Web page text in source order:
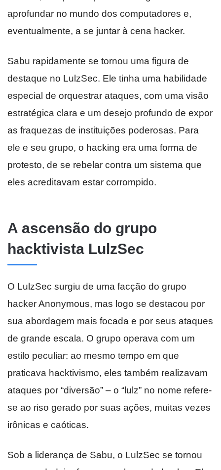
aprofundar no mundo dos computadores e,
eventualmente, a se juntar à cena hacker.
Sabu rapidamente se tornou uma figura de
destaque no LulzSec. Ele tinha uma habilidade
especial de orquestrar ataques, com uma visão
estratégica clara e um desejo profundo de expor
as fraquezas de instituições poderosas. Para
ele e seu grupo, o hacking era uma forma de
protesto, de se rebelar contra um sistema que
eles acreditavam estar corrompido.
A ascensão do grupo
hacktivista LulzSec
O LulzSec surgiu de uma facção do grupo
hacker Anonymous, mas logo se destacou por
sua abordagem mais focada e por seus ataques
de grande escala. O grupo operava com um
estilo peculiar: ao mesmo tempo em que
praticava hacktivismo, eles também realizavam
ataques por “diversão” – o “lulz” no nome refere-
se ao riso gerado por suas ações, muitas vezes
irônicas e caóticas.
Sob a liderança de Sabu, o LulzSec se tornou